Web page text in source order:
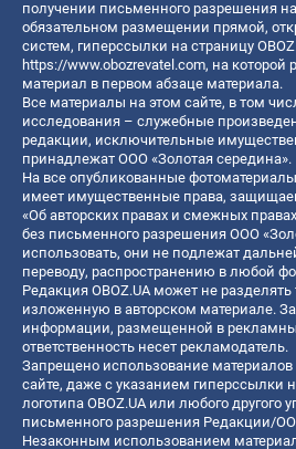
получении письменного разрешения
обязательном размещении прямой,
систем, гиперссылки на страницу
https://www.obozrevatel.com, на которой
материал в первом абзаце материала.
Все материалы на этом сайте, в том
исследования – служебные
редакции, исключительные
принадлежат ООО «Золотая середина».
На все опубликованные
имеет имущественные права,
«Об авторских правах и смежных
без письменного разрешения ООО
использовать, они не подлежат
переводу, распространению в любой
Редакция OBOZ.UA может не разделять
изложенную в авторском материале.
информации, размещенной в
ответственность несет рекламодатель.
Запрещено использование
сайте, даже с указанием гиперссылки
логотипа OBOZ.UA или любого другого
письменного разрешения Редакции/
Незаконным использованием